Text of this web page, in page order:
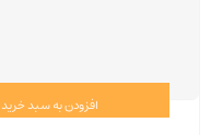
افزودن به سبد خرید